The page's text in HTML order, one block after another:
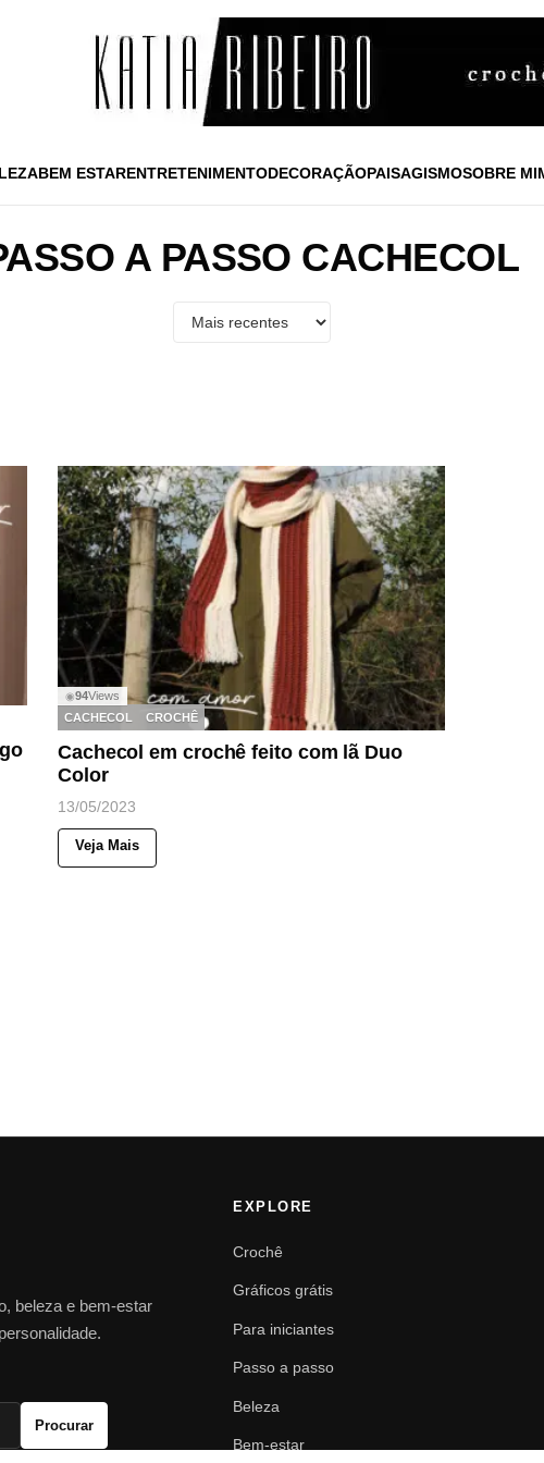
BEM ESTARENTRETENIMENTODECORAÇÃOPAISAGISMOSOBRE
A PASSO CACHECOL
◉94Views
CACHECOL
CROCHÊ
Cachecol em crochê feito com lã Duo
Color
13/05/2023
Veja Mais
beleza e bem-estar
Procurar
EXPLORE
Crochê
Gráficos grátis
Para iniciantes
Passo a passo
Beleza
Bem-estar